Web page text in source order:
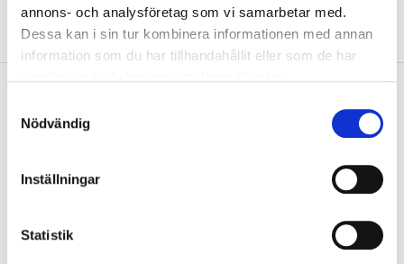
annons- och analysföretag som vi samarbetar med.
Dessa kan i sin tur kombinera informationen med annan
information som du har tillhandahållit eller som de har
Nödvändig
Inställningar
Statistik
About the manufacturer
Pay & Collect in your local store within 2 hours! For more information